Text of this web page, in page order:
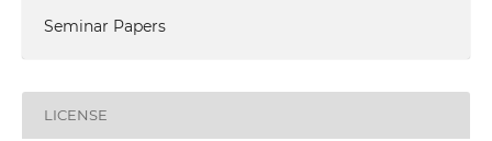
Seminar Papers
LICENSE